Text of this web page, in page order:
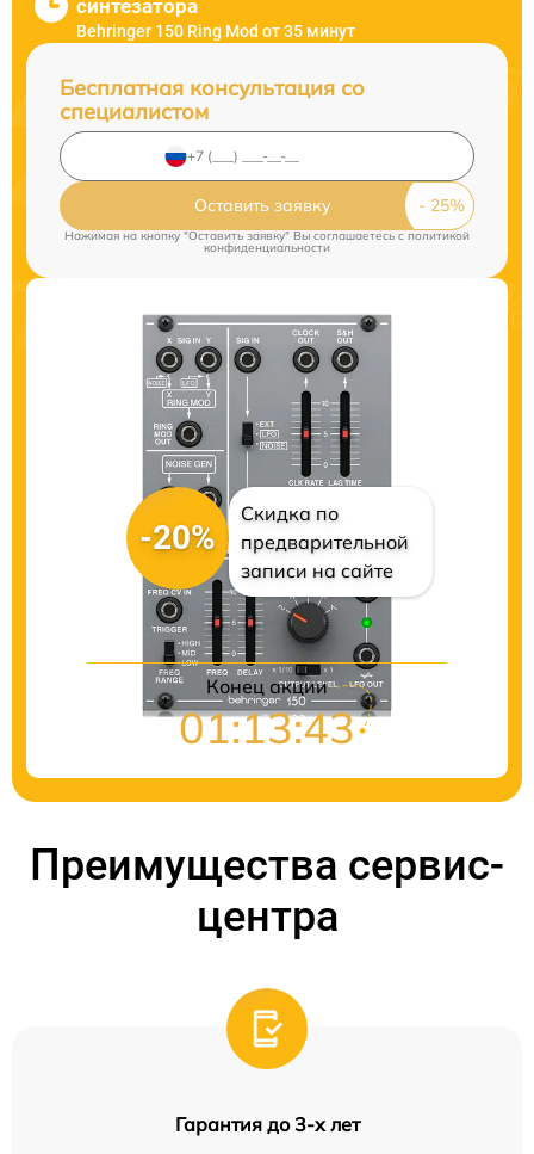
синтезатора
Behringer 150 Ring Mod от 35 минут
Бесплатная консультация со
специалистом
Оставить заявку
Нажимая на кнопку "Оставить заявку" Вы соглашаетесь cполитикой
конфиденциальности
-20%
Скидка по
предварительной
записи на сайте
Конец акции
01:13:41
Преимущества сервис-
центра
Гарантия до 3-х лет